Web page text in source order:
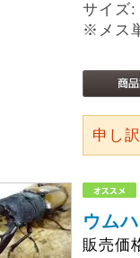
サイズ
※メス
申し
ウム
販売価